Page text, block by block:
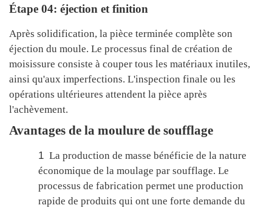
Étape 04: éjection et finition
Après solidification, la pièce terminée complète son
éjection du moule. Le processus final de création de
moisissure consiste à couper tous les matériaux inutiles,
ainsi qu'aux imperfections. L'inspection finale ou les
opérations ultérieures attendent la pièce après
l'achèvement.
Avantages de la moulure de soufflage
1 La production de masse bénéficie de la nature
économique de la moulage par soufflage. Le
processus de fabrication permet une production
rapide de produits qui ont une forte demande du